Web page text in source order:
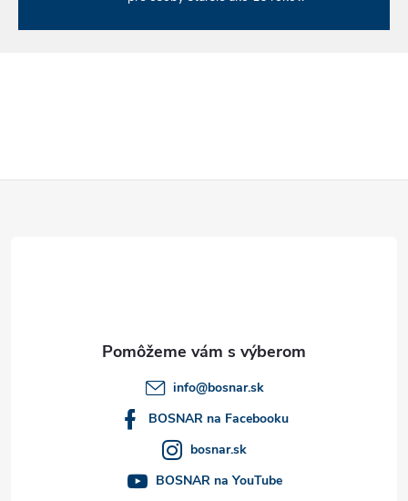
info@bosnar.sk
BOSNAR na Facebooku
bosnar.sk
BOSNAR na YouTube